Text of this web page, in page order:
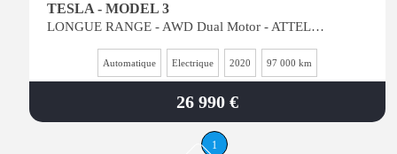
TESLA - MODEL 3
LONGUE RANGE - AWD Dual Motor - ATTELAGE - Int BLANC / PERSONNALISé
Automatique Electrique 2020 97 000 km
26 990 €
1